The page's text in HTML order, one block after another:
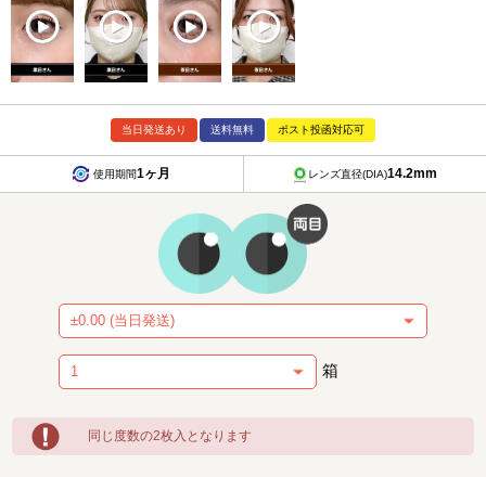
当日発送あり 送料無料 ポスト投函対応可
使用期間1ヶ月 レンズ直径(DIA)14.2mm
箱
同じ度数の2枚入となります